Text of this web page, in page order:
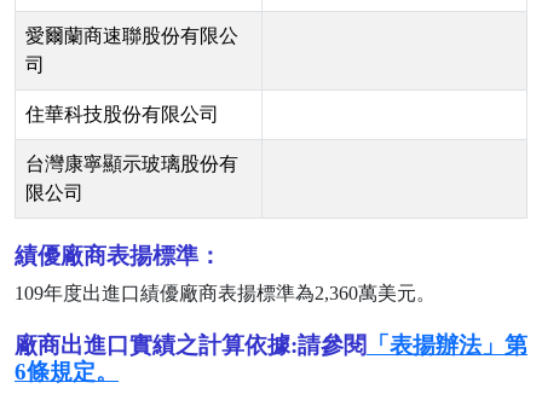
愛爾蘭商速聯股份有限公
司
住華科技股份有限公司
台灣康寧顯示玻璃股份有
限公司
績優廠商表揚標準：
109年度出進口績優廠商表揚標準為2,360萬美元。
廠商出進口實績之計算依據:請參閱 「表揚辦法」第
6條規定。